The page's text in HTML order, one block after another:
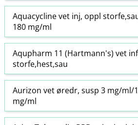
Aquacycline vet inj, oppl
180 mg/ml
Aqupharm 11 (Hartmann's) vet
storfe,hest,sau
Aurizon vet øredr, susp 3 mg/ml/
mg/ml